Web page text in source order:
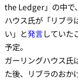
the Ledger」の中で
ハウス氏が「リブラ
い」と発言していた
予定。
ガーリングハウス氏
た後、リブラのおか